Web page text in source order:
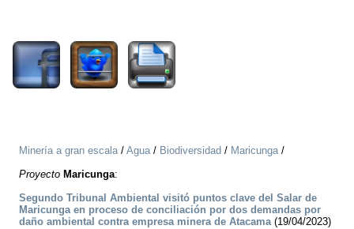
Minería a gran escala/ Agua/ Biodiversidad / Maricunga/
Proyecto Maricunga:
Segundo Tribunal Ambiental visitó puntos clave del Salar de
Maricunga en proceso de conciliación por dos demandas por
daño ambiental contra empresa minera de Atacama(19/04/2023)